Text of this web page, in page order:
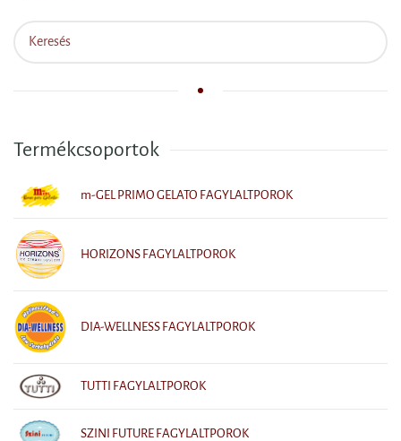
Termékcsoportok
m-GEL PRIMO GELATO FAGYLALTPOROK
HORIZONS FAGYLALTPOROK
DIA-WELLNESS FAGYLALTPOROK
TUTTI FAGYLALTPOROK
SZINI FUTURE FAGYLALTPOROK